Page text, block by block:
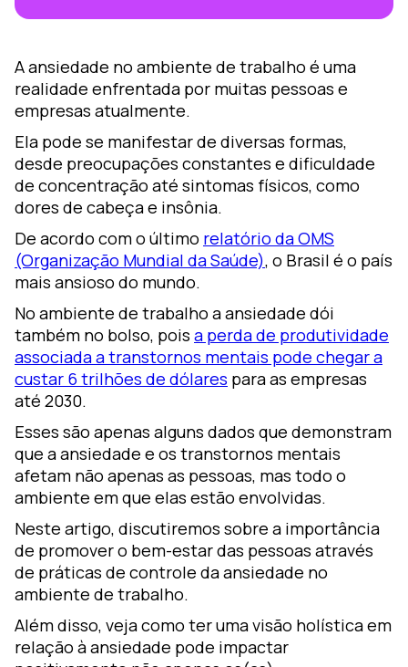
de
—
A ansiedade no ambiente de trabalho é uma
realidade enfrentada por muitas pessoas e
empresas atualmente.
Ela pode se manifestar de diversas formas,
desde preocupações constantes e dificuldade
de concentração até sintomas físicos, como
dores de cabeça e insônia.
De acordo com o último relatório da OMS
(Organização Mundial da Saúde), o Brasil é o país
mais ansioso do mundo.
No ambiente de trabalho a ansiedade dói
também no bolso, pois a perda de produtividade
associada a transtornos mentais pode chegar a
custar 6 trilhões de dólares para as empresas
até 2030.
Esses são apenas alguns dados que demonstram
que a ansiedade e os transtornos mentais
afetam não apenas as pessoas, mas todo o
ambiente em que elas estão envolvidas.
Neste artigo, discutiremos sobre a importância
de promover o bem-estar das pessoas através
de práticas de controle da ansiedade no
ambiente de trabalho.
Além disso, veja como ter uma visão holística em
relação à ansiedade pode impactar